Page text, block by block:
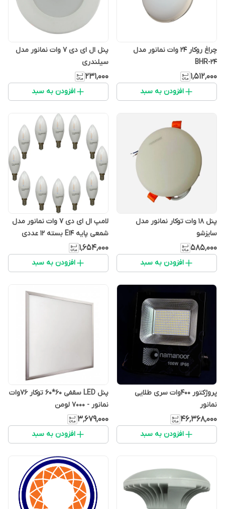
چراغ روکار 24 وات نمانور مدل
BHR-24
۱٬۵۱۲٬۰۰۰
افزودن به سبد
پنل ال ای دی 7 وات نمانور مدل
سیلندری
۲۳۱٬۰۰۰
افزودن به سبد
پنل 18 وات توکار نمانور مدل
سایزشو
۵۸۵٬۰۰۰
افزودن به سبد
لامپ ال ای دی 7 وات نمانور مدل
شمعی پایه E14 بسته 12 عددی
۱٬۶۵۴٬۰۰۰
افزودن به سبد
پروژکتور 400وات سری طلایی
نمانور
۴۶٬۳۶۸٬۰۰۰
افزودن به سبد
پنل LED سقفی 60*60 توکار 76وات
نمانور - 7000 لومن
۳٬۶۷۹٬۰۰۰
افزودن به سبد